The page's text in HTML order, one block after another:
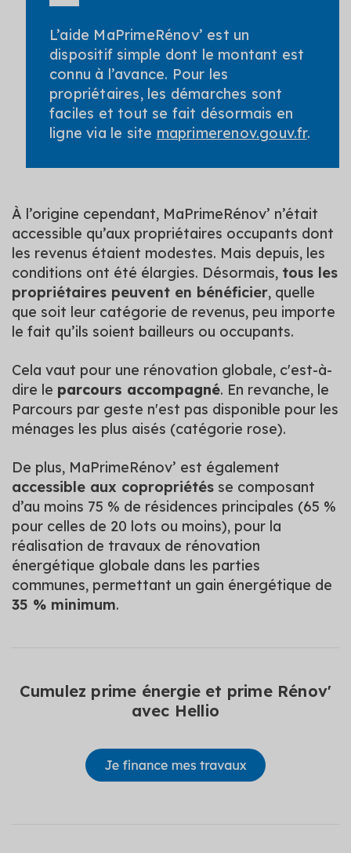
L’aide MaPrimeRénov’ est un
dispositif simple dont le montant est
connu à l’avance. Pour les
propriétaires, les démarches sont
faciles et tout se fait désormais en
ligne via le site maprimerenov.gouv.fr.
À l’origine cependant, MaPrimeRénov’ n’était
accessible qu’aux propriétaires occupants dont
les revenus étaient modestes. Mais depuis, les
conditions ont été élargies. Désormais, tous les
propriétaires peuvent en bénéficier, quelle
que soit leur catégorie de revenus, peu importe
le fait qu’ils soient bailleurs ou occupants.
Cela vaut pour une rénovation globale, c'est-à-
dire le parcours accompagné. En revanche, le
Parcours par geste n'est pas disponible pour les
ménages les plus aisés (catégorie rose).
De plus, MaPrimeRénov’ est également
accessible aux copropriétés se composant
d’au moins 75 % de résidences principales (65 %
pour celles de 20 lots ou moins), pour la
réalisation de travaux de rénovation
énergétique globale dans les parties
communes, permettant un gain énergétique de
35 % minimum.
Cumulez prime énergie et prime Rénov'
avec Hellio